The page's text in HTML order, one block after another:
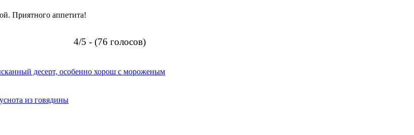
Приятного аппетита!
4/5 - (76 голосов)
десерт, особенно хорош с мороженым
из говядины